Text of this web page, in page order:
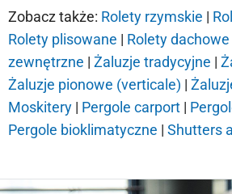
Zobacz także: Rolety rzymskie |
Rolety plisowane | Rolety dachowe
zewnętrzne | Żaluzje tradycyjne |
Żaluzje pionowe (verticale) |
Moskitery | Pergole carport |
Pergole bioklimatyczne | Shutters